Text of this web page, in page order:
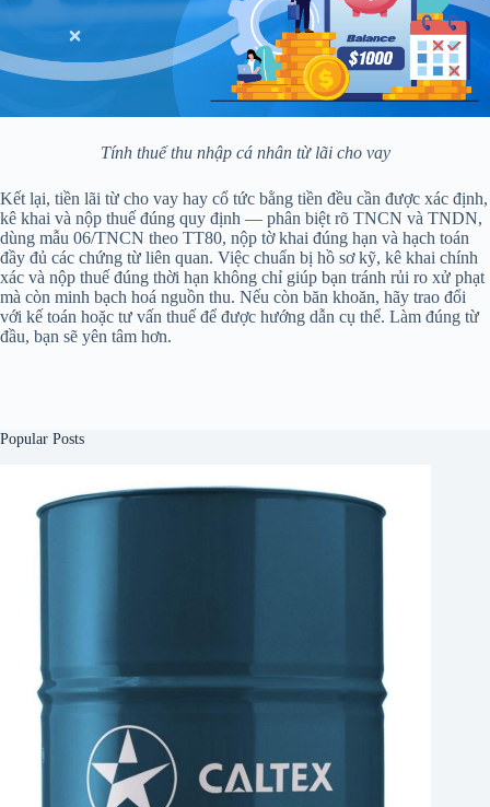
Tính thuế thu nhập cá nhân từ lãi cho vay
Kết lại, tiền lãi từ cho vay hay cổ tức bằng tiền đều cần được xác định,
kê khai và nộp thuế đúng quy định — phân biệt rõ TNCN và TNDN,
dùng mẫu 06/TNCN theo TT80, nộp tờ khai đúng hạn và hạch toán
đầy đủ các chứng từ liên quan. Việc chuẩn bị hồ sơ kỹ, kê khai chính
xác và nộp thuế đúng thời hạn không chỉ giúp bạn tránh rủi ro xử phạt
mà còn minh bạch hoá nguồn thu. Nếu còn băn khoăn, hãy trao đổi
với kế toán hoặc tư vấn thuế để được hướng dẫn cụ thể. Làm đúng từ
đầu, bạn sẽ yên tâm hơn.
Popular Posts